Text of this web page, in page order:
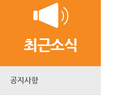
최근소식
공지사항